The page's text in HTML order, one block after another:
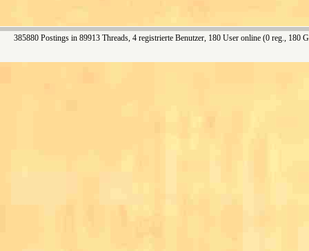
385880 Postings in 89913 Threads, 4 registrierte Benutzer, 180 User online (0 reg., 180